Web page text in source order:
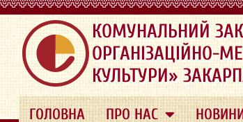
.
КОМУНАЛЬНИЙ
ОРГАНІЗАЦІЙНО-
КУЛЬТУРИ»
ГОЛОВНА ПРО НАС